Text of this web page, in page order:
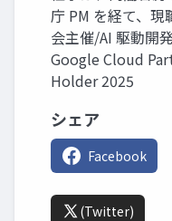
庁 PM を経て、現
会主催/AI 駆動開
Google Cloud
Holder 2025
シェア
Facebook
(Twitter)